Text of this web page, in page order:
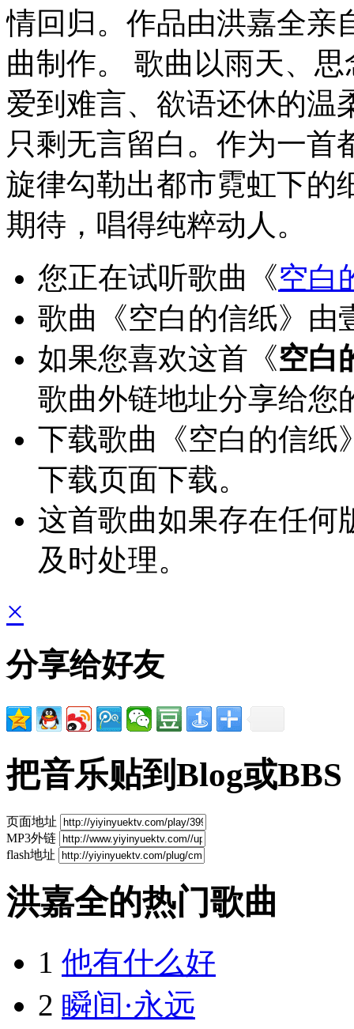
情回归。作品由洪嘉全亲
曲制作。 歌曲以雨天、
爱到难言、欲语还休的温
只剩无言留白。作为一首
旋律勾勒出都市霓虹下的
期待，唱得纯粹动人。
您正在试听歌曲《空白
歌曲《空白的信纸》由
如果您喜欢这首《空白
歌曲外链地址分享给您
下载歌曲《空白的信纸
下载页面下载。
这首歌曲如果存在任何
及时处理。
×
分享给好友
把音乐贴到Blog或BBS
页面地址
MP3外链
flash地址
洪嘉全的热门歌曲
1 他有什么好
2 瞬间·永远